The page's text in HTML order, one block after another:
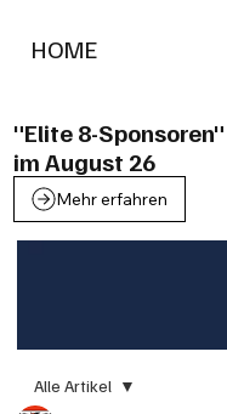
HOME
"Elite 8-
im August 26
Mehr erfahren
Alle Artikel